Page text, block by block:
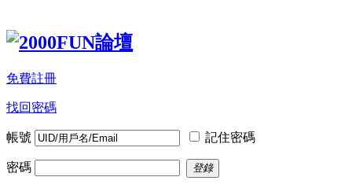
免費註冊
找回密碼
帳號 記住密碼
密碼 登錄